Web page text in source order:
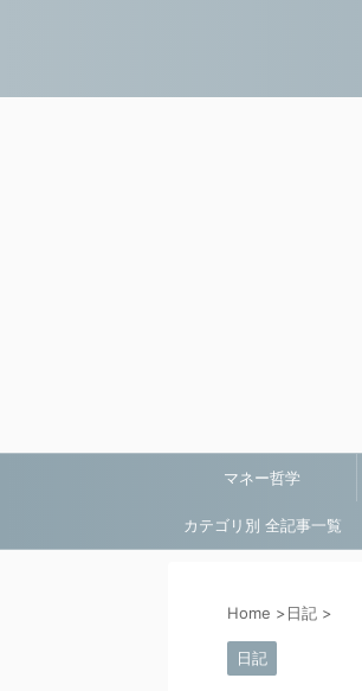
マネー哲学
カテゴリ別 全記事一覧
Home >日記 >
日記